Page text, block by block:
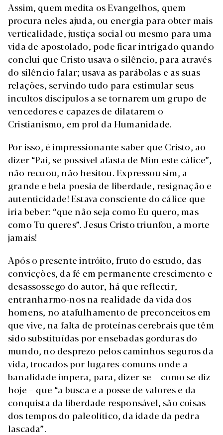
Assim, quem medita os Evangelhos, quem
procura neles ajuda, ou energia para obter mais
verticalidade, justiça social ou mesmo para uma
vida de apostolado, pode ficar intrigado quando
conclui que Cristo usava o silêncio, para através
do silêncio falar; usava as parábolas e as suas
relações, servindo tudo para estimular seus
incultos discípulos a se tornarem um grupo de
vencedores e capazes de dilatarem o
Cristianismo, em prol da Humanidade.
Por isso, é impressionante saber que Cristo, ao
dizer “Pai, se possível afasta de Mim este cálice”,
não recuou, não hesitou. Expressou sim, a
grande e bela poesia de liberdade, resignação e
autenticidade! Estava consciente do cálice que
iria beber: “que não seja como Eu quero, mas
como Tu queres”. Jesus Cristo triunfou, a morte
jamais!
Após o presente intróito, fruto do estudo, das
convicções, da fé em permanente crescimento e
desassossego do autor, há que reflectir,
entranharmo-nos na realidade da vida dos
homens, no atafulhamento de preconceitos em
que vive, na falta de proteínas cerebrais que têm
sido substituídas por ensebadas gorduras do
mundo, no desprezo pelos caminhos seguros da
vida, trocados por lugares-comuns onde a
banalidade impera, para, dizer-se – como se diz
hoje – que “a busca e a posse de valores e da
conquista da liberdade responsável, são coisas
dos tempos do paleolítico, da idade da pedra
lascada”.